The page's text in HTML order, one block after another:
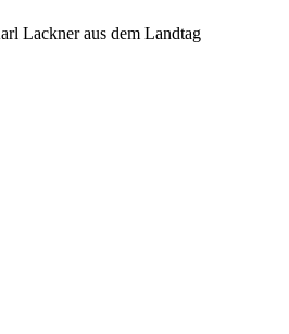
Lackner aus dem Landtag